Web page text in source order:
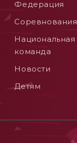
Федерация
Соревнования
Национальная
команда
Новости
Детям